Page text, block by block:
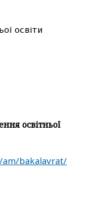
освіти
освітньої
bakalavrat/